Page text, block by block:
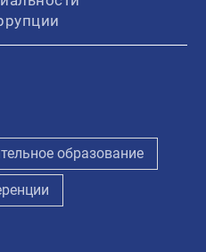
образование